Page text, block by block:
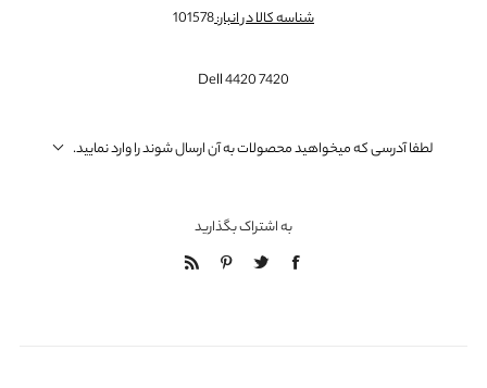
شناسه کالا در انبار:101578
Dell 4420 7420
لطفا آدرسی که میخواهید محصولات به آن ارسال شوند را وارد نمایید.
به اشتراک بگذارید